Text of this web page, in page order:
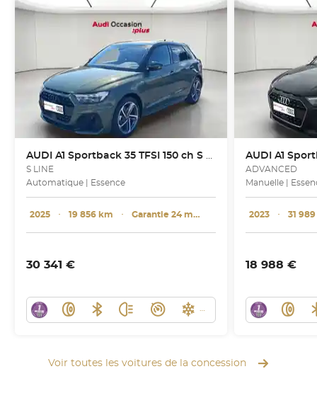
AUDI A1 Sportback 35 TFSI 150 ch S tronic 7
S LINE
Automatique | Essence
2025 ･ 19 856 km ･ Garantie 24 mois
30 341 €
AUDI A1
ADVANCED
Manuelle |
2023 ･ 31
18 988 €
Voir toutes les voitures de la concession